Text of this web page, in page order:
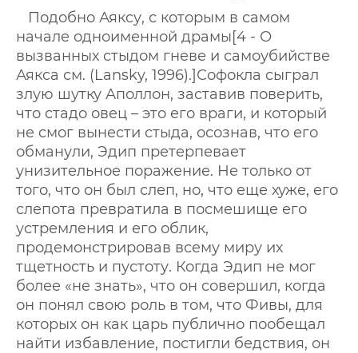
Подобно Аяксу, с которым в самом
начале одноименной драмы[4 - О
вызванных стыдом гневе и самоубийстве
Аякса см. (Lansky, 1996).]Софокла сыграл
злую шутку Аполлон, заставив поверить,
что стадо овец – это его враги, и который
не смог вынести стыда, осознав, что его
обманули, Эдип претерпевает
унизительное поражение. Не только от
того, что он был слеп, но, что еще хуже, его
слепота превратила в посмешище его
устремления и его облик,
продемонстрировав всему миру их
тщетность и пустоту. Когда Эдип не мог
более «не знать», что он совершил, когда
он понял свою роль в том, что Фивы, для
которых он как царь публично пообещал
найти избавление, постигли бедствия, он